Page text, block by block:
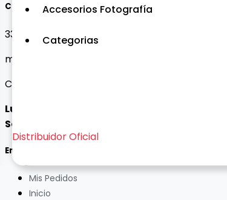
Accesorios Fotografía
Categorias
Distribuidor Oficial
Contacto
3332496443
mercadeo@bogo.com.co
Calle 13 # 19 - 40 Bogotá D.C, Colombia
Lunes a Viernes:
Sábado:
Enlaces
Mis Pedidos
Inicio